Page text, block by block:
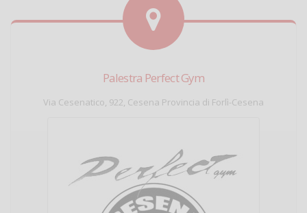
Palestra Perfect Gym
Via Cesenatico, 922, Cesena Provincia di Forlì-Cesena